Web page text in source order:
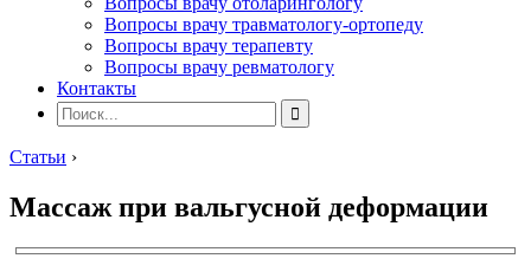
Вопросы врачу травматологу-ортопеду
Вопросы врачу терапевту
Вопросы врачу ревматологу
Контакты
Статьи ›
Массаж при вальгусной деформации